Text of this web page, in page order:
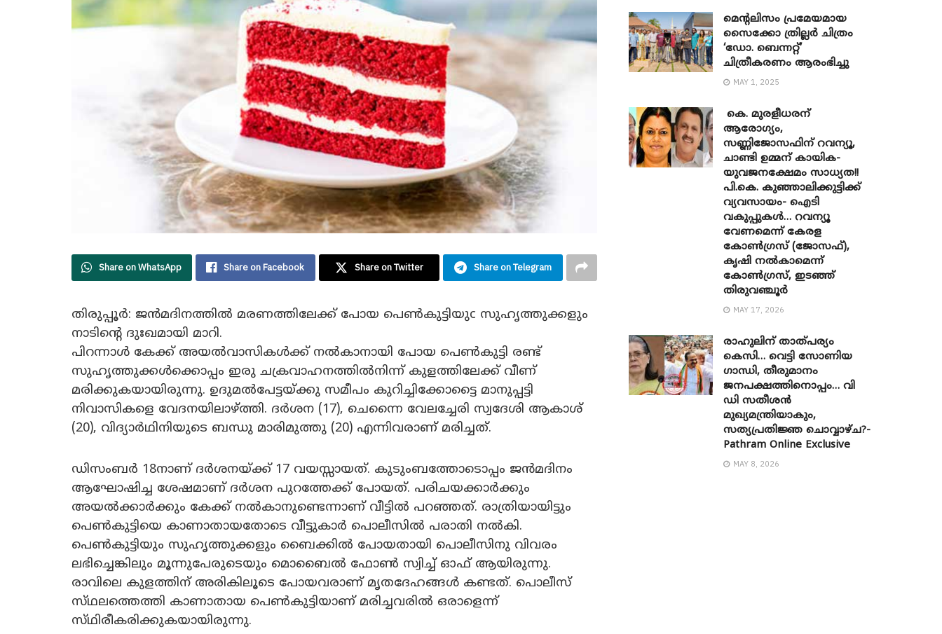
Share on WhatsApp Share on Facebook Share on Twitter Share on Telegram
തിരുപ്പൂർ: ജൻമദിനത്തിൽ മരണത്തിലേക്ക് പോയ പെൺകുട്ടിയുc സുഹൃത്തുക്കളും
നാടിൻ്റെ ദുഃഖമായി മാറി.
പിറന്നാൾ കേക്ക് അയൽവാസികൾക്ക് നൽകാനായി പോയ പെൺകുട്ടി രണ്ട്
സുഹൃത്തുക്കൾക്കൊപ്പം ഇരു ചക്രവാഹനത്തിൽനിന്ന് കുളത്തിലേക്ക് വീണ്
മരിക്കുകയായിരുന്നു. ഉദുമൽപേട്ടയ്ക്കു സമീപം കുറിച്ചിക്കോട്ടൈ മാനുപ്പട്ടി
നിവാസികളെ വേദനയിലാഴ്ത്തി. ദർശന (17), ചെന്നൈ വേലച്ചേരി സ്വദേശി ആകാശ്
(20), വിദ്യാർഥിനിയുടെ ബന്ധു മാരിമുത്തു (20) എന്നിവരാണ് മരിച്ചത്.
ഡിസംബർ 18നാണ് ദർശനയ്ക്ക് 17 വയസ്സായത്. കുടുംബത്തോടൊപ്പം ജൻമദിനം
ആഘോഷിച്ച ശേഷമാണ് ദർശന പുറത്തേക്ക് പോയത്. പരിചയക്കാർക്കും
അയൽക്കാർക്കും കേക്ക് നൽകാനുണ്ടെന്നാണ് വീട്ടിൽ പറഞ്ഞത്. രാത്രിയായിട്ടും
പെൺകുട്ടിയെ കാണാതായതോടെ വീട്ടുകാർ പൊലീസിൽ പരാതി നൽകി.
പെൺകുട്ടിയും സുഹൃത്തുക്കളും ബൈക്കിൽ പോയതായി പൊലീസിനു വിവരം
ലഭിച്ചെങ്കിലും മൂന്നുപേരുടെയും മൊബൈൽ ഫോൺ സ്വിച്ച് ഓഫ് ആയിരുന്നു.
രാവിലെ കുളത്തിന് അരികിലൂടെ പോയവരാണ് മൃതദേഹങ്ങൾ കണ്ടത്. പൊലീസ്
സ്‌ഥലത്തെത്തി കാണാതായ പെൺകുട്ടിയാണ് മരിച്ചവരിൽ ഒരാളെന്ന്
സ്‌ഥിരീകരിക്കുകയായിരുന്നു.
മെന്‍റലിസം പ്രമേയമായ
സൈക്കോ ത്രില്ലർ ചിത്രം
‘ഡോ. ബെന്നറ്റ്’
ചിത്രീകരണം ആരംഭിച്ചു
MAY 1, 2025
കെ. മുരളീധരന്
ആരോഗ്യം,
സണ്ണിജോസഫിന് റവന്യൂ,
ചാണ്ടി ഉമ്മന് കായിക-
യുവജനക്ഷേമം സാധ്യത!!
പി.കെ. കുഞ്ഞാലിക്കുട്ടിക്ക്
വ്യവസായം- ഐടി
വകുപ്പുകൾ… റവന്യൂ
വേണമെന്ന് കേരള
കോൺഗ്രസ് (ജോസഫ്),
കൃഷി നൽകാമെന്ന്
കോൺഗ്രസ്, ഇടഞ്ഞ്
തിരുവഞ്ചൂർ
MAY 17, 2026
രാഹുലിന് താത്പര്യം
കെസി… വെട്ടി സോണിയ ​
ഗാന്ധി, തീരുമാനം
ജനപക്ഷത്തിനൊപ്പം… വി
ഡി സതീശൻ
മുഖ്യമന്ത്രിയാകും,
സത്യപ്രതിജ്ഞ ചൊവ്വാഴ്ച?-
Pathram Online Exclusive
MAY 8, 2026